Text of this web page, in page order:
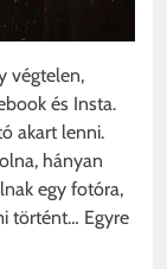
végtelen,
és Insta.
akart lenni.
hányan
egy fotóra,
történt… Egyre